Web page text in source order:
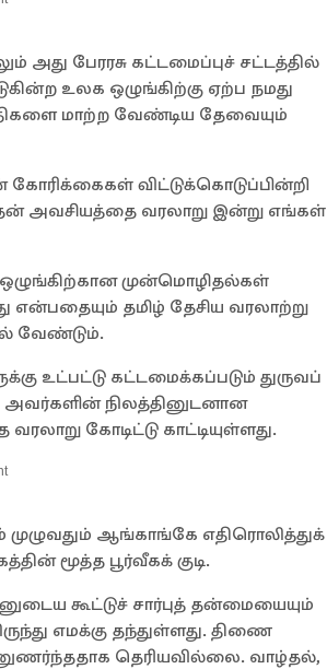
அது பேரரசு கட்டமைப்புச் சட்டத்தில்
உலக ஒழுங்கிற்கு ஏற்ப நமது
மாற்ற வேண்டிய தேவையும்
விட்டுக்கொடுப்பின்றி
அவசியத்தை வரலாறு இன்று எங்கள்
ஒழுங்கிற்கான முன்மொழிதல்கள்
என்பதையும் தமிழ் தேசிய வரலாற்று
வேண்டும்.
உட்பட்டு கட்டமைக்கப்படும் துருவப்
அவர்களின் நிலத்தினுடனான
கோடிட்டு காட்டியுள்ளது.
முழுவதும் ஆங்காங்கே எதிரொலித்துக்
மூத்த பூர்வீகக் குடி.
கூட்டுச் சார்புத் தன்மையையும்
எமக்கு தந்துள்ளது. திணை
தெரியவில்லை. வாழ்தல்,